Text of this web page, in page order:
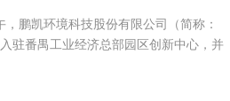
鹏凯环境科技股份有限公司（简称：
驻番禺工业经济总部园区创新中心，并